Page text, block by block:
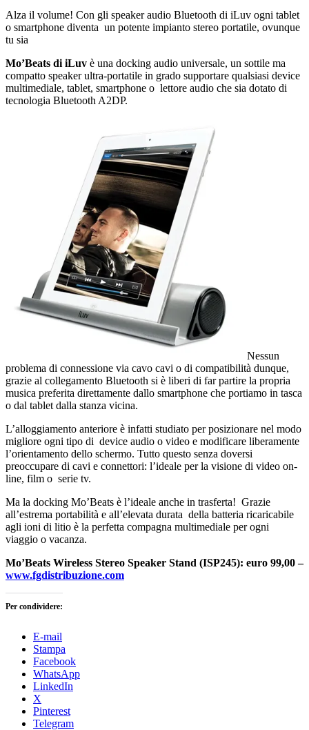
Alza il volume! Con gli speaker audio Bluetooth di iLuv ogni tablet
o smartphone diventa un potente impianto stereo portatile, ovunque
tu sia
Mo’Beats di iLuv è una docking audio universale, un sottile ma
compatto speaker ultra-portatile in grado supportare qualsiasi device
multimediale, tablet, smartphone o lettore audio che sia dotato di
tecnologia Bluetooth A2DP.
Nessun
problema di connessione via cavo cavi o di compatibilità dunque,
grazie al collegamento Bluetooth si è liberi di far partire la propria
musica preferita direttamente dallo smartphone che portiamo in tasca
o dal tablet dalla stanza vicina.
L’alloggiamento anteriore è infatti studiato per posizionare nel modo
migliore ogni tipo di device audio o video e modificare liberamente
l’orientamento dello schermo. Tutto questo senza doversi
preoccupare di cavi e connettori: l’ideale per la visione di video on-
line, film o serie tv.
Ma la docking Mo’Beats è l’ideale anche in trasferta! Grazie
all’estrema portabilità e all’elevata durata della batteria ricaricabile
agli ioni di litio è la perfetta compagna multimediale per ogni
viaggio o vacanza.
Mo’Beats Wireless Stereo Speaker Stand (ISP245): euro 99,00 –
www.fgdistribuzione.com
Per condividere:
E-mail
Stampa
Facebook
WhatsApp
LinkedIn
X
Pinterest
Telegram